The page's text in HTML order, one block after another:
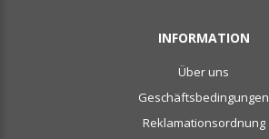
INFORMATION
Über uns
Geschäftsbedingungen
Reklamationsordnung